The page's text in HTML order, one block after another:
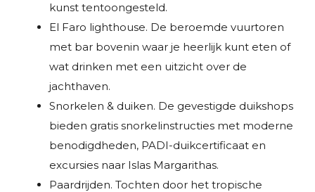
kunst tentoongesteld.
El Faro lighthouse. De beroemde vuurtoren
met bar bovenin waar je heerlijk kunt eten of
wat drinken met een uitzicht over de
jachthaven.
Snorkelen & duiken. De gevestigde duikshops
bieden gratis snorkelinstructies met moderne
benodigdheden, PADI-duikcertificaat en
excursies naar Islas Margarithas.
Paardrijden. Tochten door het tropische